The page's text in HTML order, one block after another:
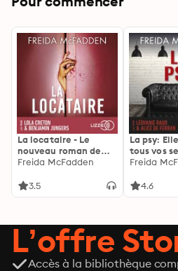
La locataire - Le
nouveau roman de
l'autrice de La femme
Freida McFadden
3.5
La psy:
tous vos
découvrez
Freida
4.6
L’offre
Accès à la bibliothèque